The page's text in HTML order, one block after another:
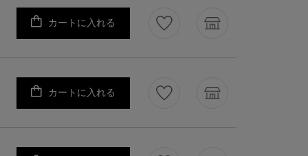
カートに入れる
カートに入れる